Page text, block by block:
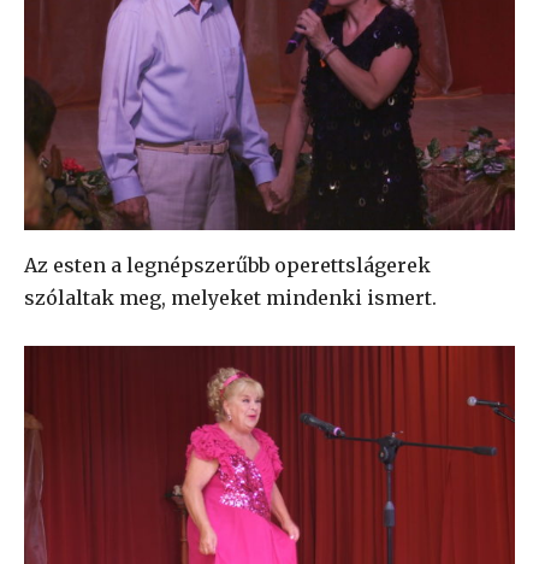
Az esten a legnépszerűbb operettslágerek
szólaltak meg, melyeket mindenki ismert.